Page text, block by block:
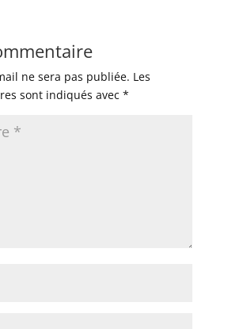
ne sera pas publiée. Les
sont indiqués avec *